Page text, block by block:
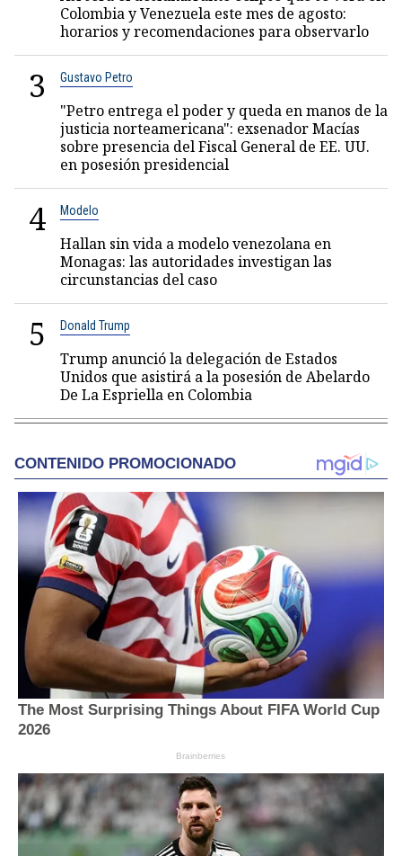
Colombia y Venezuela este mes de agosto:
horarios y recomendaciones para observarlo
3 Gustavo Petro
"Petro entrega el poder y queda en manos de la
justicia norteamericana": exsenador Macías
sobre presencia del Fiscal General de EE. UU.
en posesión presidencial
4 Modelo
Hallan sin vida a modelo venezolana en
Monagas: las autoridades investigan las
circunstancias del caso
5 Donald Trump
Trump anunció la delegación de Estados
Unidos que asistirá a la posesión de Abelardo
De La Espriella en Colombia